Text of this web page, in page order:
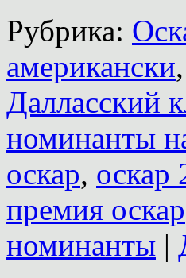
Рубрика:
американски,
Далласский
номинанты
оскар, оскар
премия оскар
номинанты |